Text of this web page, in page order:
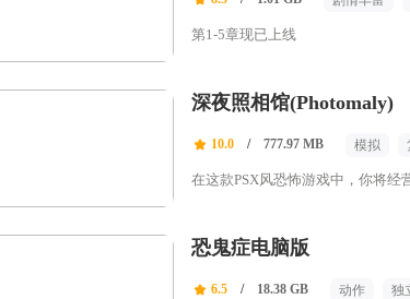
第1-5章现已上线
深夜照相馆(Photomaly)
10.0 / 777.97 MB 模拟
在这款PSX风恐怖游戏中，你将经
恐鬼症电脑版
6.5 / 18.38 GB 动作 独